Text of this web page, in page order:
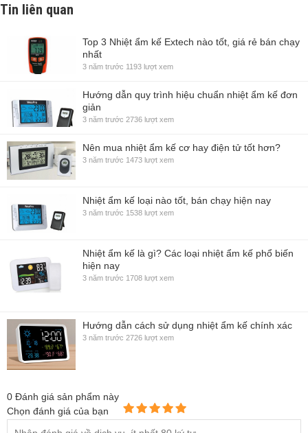
Tin liên quan
Top 3 Nhiệt ẩm kế Extech nào tốt, giá rẻ bán chạy
nhất
3 năm trước 1193 lượt xem
Hướng dẫn quy trình hiệu chuẩn nhiệt ẩm kế đơn
giản
3 năm trước 2736 lượt xem
Nên mua nhiệt ẩm kế cơ hay điện tử tốt hơn?
3 năm trước 1473 lượt xem
Nhiệt ẩm kế loại nào tốt, bán chạy hiện nay
3 năm trước 1538 lượt xem
Nhiệt ẩm kế là gì? Các loại nhiệt ẩm kế phổ biến
hiện nay
3 năm trước 1708 lượt xem
Hướng dẫn cách sử dụng nhiệt ẩm kế chính xác
3 năm trước 2726 lượt xem
0 Đánh giá sản phẩm này
Chọn đánh giá của bạn